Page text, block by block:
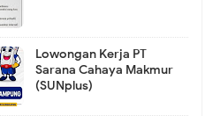
Lowongan Kerja PT
Sarana Cahaya Makmur
(SUNplus)